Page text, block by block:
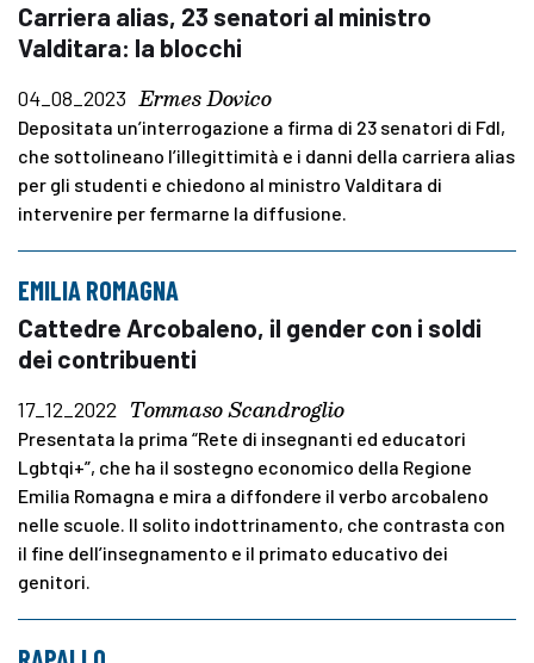
Carriera alias, 23 senatori al ministro
Valditara: la blocchi
04_08_2023 Ermes Dovico
Depositata un’interrogazione a firma di 23 senatori di FdI,
che sottolineano l’illegittimità e i danni della carriera alias
per gli studenti e chiedono al ministro Valditara di
intervenire per fermarne la diffusione.
EMILIA ROMAGNA
Cattedre Arcobaleno, il gender con i soldi
dei contribuenti
17_12_2022 Tommaso Scandroglio
Presentata la prima “Rete di insegnanti ed educatori
Lgbtqi+”, che ha il sostegno economico della Regione
Emilia Romagna e mira a diffondere il verbo arcobaleno
nelle scuole. Il solito indottrinamento, che contrasta con
il fine dell’insegnamento e il primato educativo dei
genitori.